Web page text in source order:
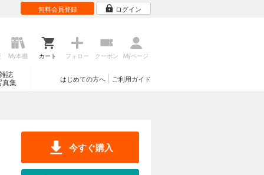
無料会員登録 ログイン
My本棚 カート フォロー クーポン Myページ
誌
真集
ご利用ガイド
はじめての方へ
今すぐ購入